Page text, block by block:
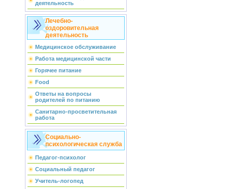
деятельность
Лечебно-
оздоровительная
деятельность
Медицинское обслуживание
Работа медицинской части
Горячее питание
Food
Ответы на вопросы
родителей по питанию
Санитарно-просветительная
работа
Социально-
психологическая служба
Педагог-психолог
Социальный педагог
Учитель-логопед